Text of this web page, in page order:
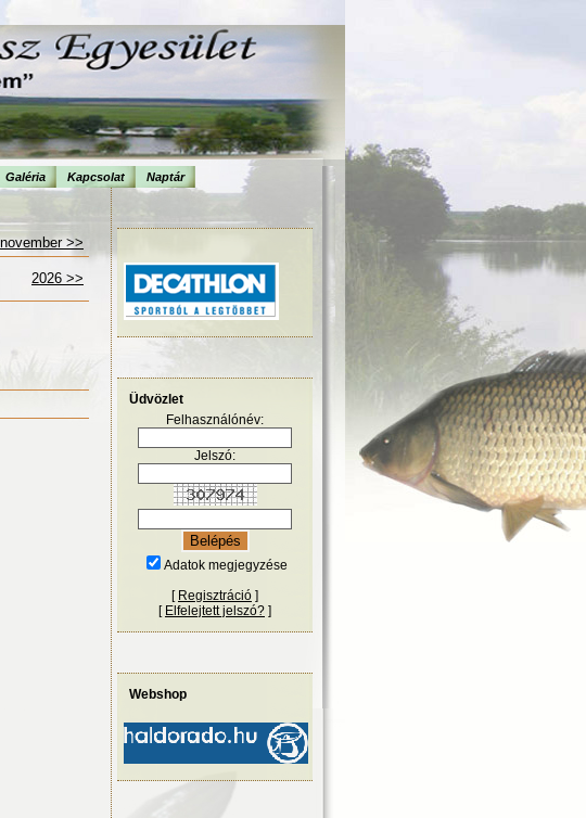
Galéria Kapcsolat Naptár
november >>
2026 >>
Üdvözlet
Felhasználónév:
Jelszó:
Adatok megjegyzése
[ Regisztráció ]
[ Elfelejtett jelszó? ]
Webshop